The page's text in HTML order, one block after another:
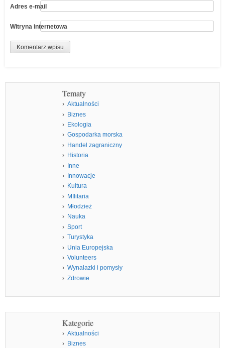
Adres e-mail
Witryna internetowa
Tematy
Aktualności
Biznes
Ekologia
Gospodarka morska
Handel zagraniczny
Historia
Inne
Innowacje
Kultura
MIlitaria
Młodzież
Nauka
Sport
Turystyka
Unia Europejska
Volunteers
Wynalazki i pomysły
Zdrowie
Kategorie
Aktualności
Biznes